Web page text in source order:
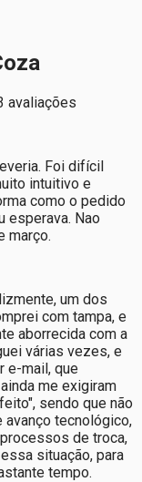
avaliações
Foi difícil
intuitivo e
como o pedido
esperava. Nao
março.
um dos
com tampa, e
aborrecida com a
várias vezes, e
e-mail, que
me exigiram
sendo que não
tecnológico,
de troca,
situação, para
tempo.